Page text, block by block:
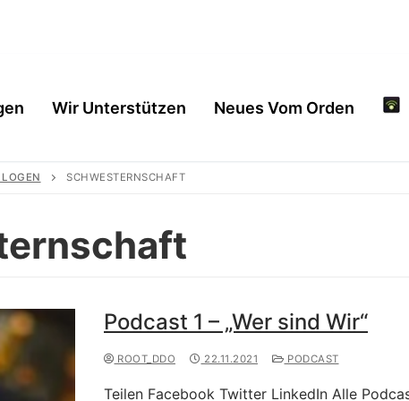
Wir Unterstützen Neues Vom Orden
SCHWESTERNSCHAFT
Podcast 1 – „Wer sind Wir“
ROOT_DDO 22.11.2021 PODCAST
Teilen Facebook Twitter LinkedIn Alle